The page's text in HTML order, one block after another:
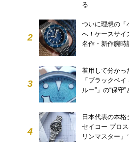
る
2
ついに理想の「
へ！ケースサイ
名作・新作腕時
3
着用して分かっ
「ブラックベ
ルー”」の“保守
4
日本代表の本格
セイコー プロ
リンマスター」